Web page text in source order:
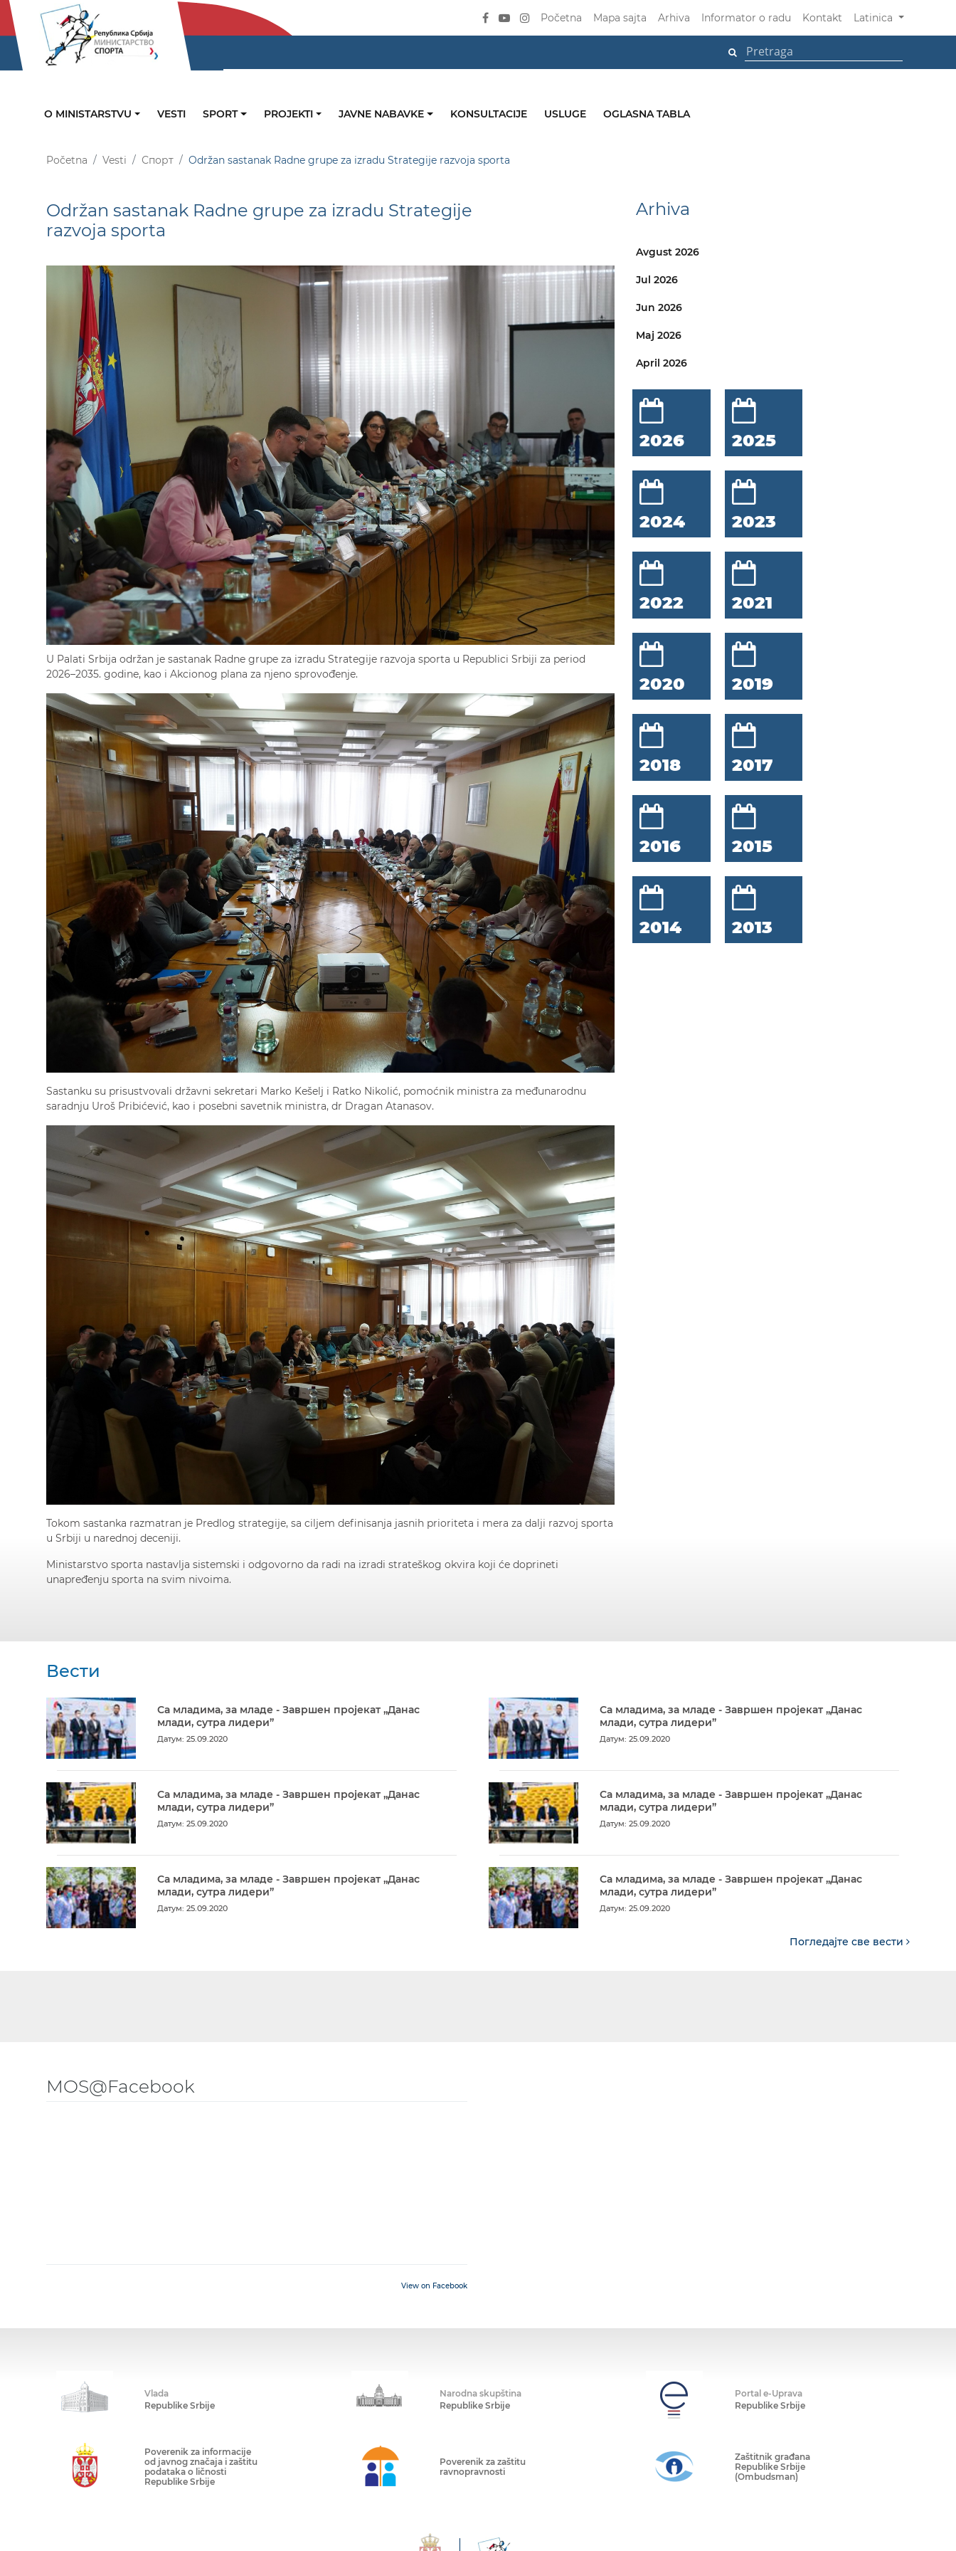
Početna Mapa sajta Arhiva Informator o radu Kontakt Latinica
O MINISTARSTVU VESTI SPORT PROJEKTI JAVNE NABAVKE KONSULTACIJE USLUGE OGLASNA TABLA
Početna Vesti Спорт Održan sastanak Radne grupe za izradu Strategije razvoja sporta
Održan sastanak Radne grupe za izradu Strategije
razvoja sporta
U Palati Srbija održan je sastanak Radne grupe za izradu Strategije razvoja sporta u Republici Srbiji za period
2026–2035. godine, kao i Akcionog plana za njeno sprovođenje.
Sastanku su prisustvovali državni sekretari Marko Kešelj i Ratko Nikolić, pomoćnik ministra za međunarodnu
saradnju Uroš Pribićević, kao i posebni savetnik ministra, dr Dragan Atanasov.
Tokom sastanka razmatran je Predlog strategije, sa ciljem definisanja jasnih prioriteta i mera za dalji razvoj sporta
u Srbiji u narednoj deceniji.
Ministarstvo sporta nastavlja sistemski i odgovorno da radi na izradi strateškog okvira koji će doprineti
unapređenju sporta na svim nivoima.
Arhiva
Avgust 2026
Jul 2026
Jun 2026
Maj 2026
April 2026
2026 2025
2024 2023
2022 2021
2020 2019
2018 2017
2016 2015
2014 2013
Вести
Са младима, за младе - Завршен пројекат „Данас
млади, сутра лидери”
Датум: 25.09.2020
Са младима, за младе - Завршен пројекат „Данас
млади, сутра лидери”
Датум: 25.09.2020
Са младима, за младе - Завршен пројекат „Данас
млади, сутра лидери”
Датум: 25.09.2020
Са младима, за младе - Завршен пројекат „Данас
млади, сутра лидери”
Датум: 25.09.2020
Са младима, за младе - Завршен пројекат „Данас
млади, сутра лидери”
Датум: 25.09.2020
Са младима, за младе - Завршен пројекат „Данас
млади, сутра лидери”
Датум: 25.09.2020
Погледајте све вести
MOS@Facebook
View on Facebook
Vlada
Republike Srbije
Narodna skupština
Republike Srbije
Portal e-Uprava
Republike Srbije
Poverenik za informacije
od javnog značaja i zaštitu
podataka o ličnosti
Republike Srbije
Poverenik za zaštitu
ravnopravnosti
Zaštitnik građana
Republike Srbije
(Ombudsman)